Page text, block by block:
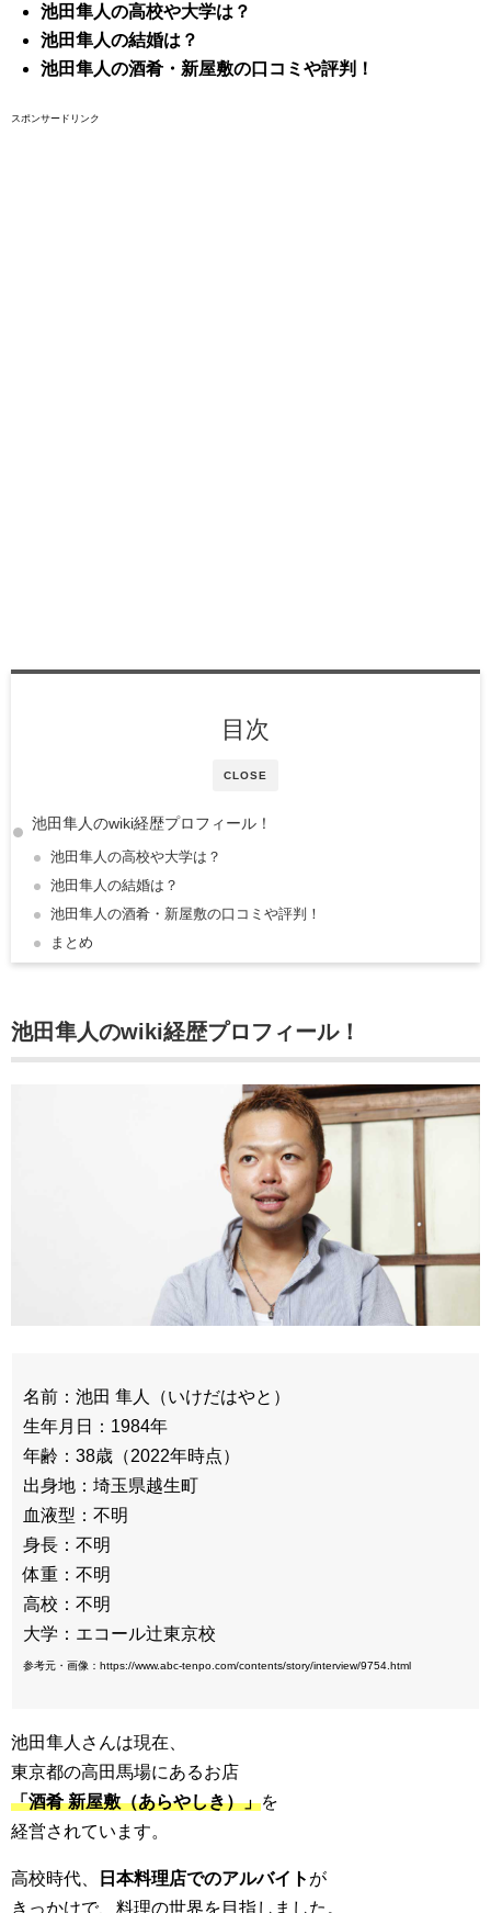
池田隼人の高校や大学は？
池田隼人の結婚は？
池田隼人の酒肴・新屋敷の口コミや評判！
スポンサードリンク
CLOSE
目次
池田隼人のwiki経歴プロフィール！
池田隼人の高校や大学は？
池田隼人の結婚は？
池田隼人の酒肴・新屋敷の口コミや評判！
まとめ
池田隼人のwiki経歴プロフィール！
名前：池田 隼人（いけだはやと）
生年月日：1984年
年齢：38歳（2022年時点）
出身地：埼玉県越生町
血液型：不明
身長：不明
体重：不明
高校：不明
大学：エコール辻東京校
参考元・画像：https://www.abc-tenpo.com/contents/story/interview/9754.html
池田隼人さんは現在、
東京都の高田馬場にあるお店
「酒肴 新屋敷（あらやしき）」を
経営されています。
高校時代、 日本料理店でのアルバイト が
きっかけで、料理の世界を目指しました。